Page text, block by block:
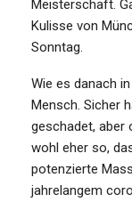
Meisterschaft.
Kulisse von
Sonntag.
Wie es danach
Mensch. Sicher
geschadet, aber
wohl eher so,
potenzierte
jahrelangem